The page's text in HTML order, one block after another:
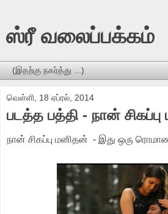
ஸ்ரீ வலைப்பக்கம்
வெள்ளி, 18 ஏப்ரல், 2014
படத்த பத்தி - நான்
நான் சிகப்பு மனிதன் - இது ஒரு